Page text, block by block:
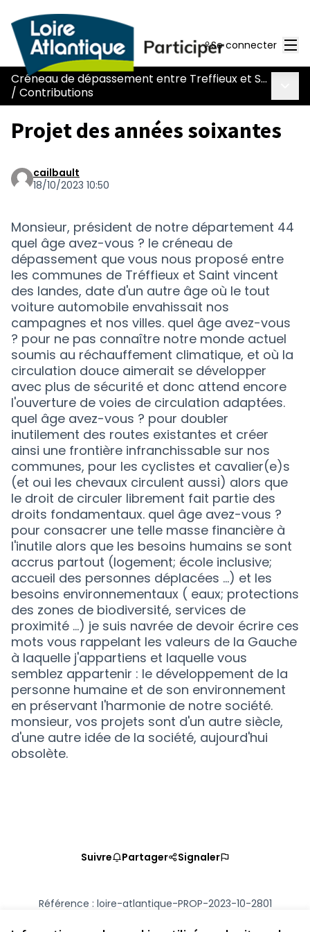
Se connecter
Créneau de dépassement entre Treffieux et Saint-Vincent-des-Landes
/ Contributions
Projet des années soixantes
cailbault
18/10/2023 10:50
Monsieur, président de notre département 44
quel âge avez-vous ? le créneau de
dépassement que vous nous proposé entre
les communes de Tréffieux et Saint vincent
des landes, date d'un autre âge où le tout
voiture automobile envahissait nos
campagnes et nos villes. quel âge avez-vous
? pour ne pas connaître notre monde actuel
soumis au réchauffement climatique, et où la
circulation douce aimerait se développer
avec plus de sécurité et donc attend encore
l'ouverture de voies de circulation adaptées.
quel âge avez-vous ? pour doubler
inutilement des routes existantes et créer
ainsi une frontière infranchissable sur nos
communes, pour les cyclistes et cavalier(e)s
(et oui les chevaux circulent aussi) alors que
le droit de circuler librement fait partie des
droits fondamentaux. quel âge avez-vous ?
pour consacrer une telle masse financière à
l'inutile alors que les besoins humains se sont
accrus partout (logement; école inclusive;
accueil des personnes déplacées ...) et les
besoins environnementaux ( eaux; protections
des zones de biodiversité, services de
proximité ...) je suis navrée de devoir écrire ces
mots vous rappelant les valeurs de la Gauche
à laquelle j'appartiens et laquelle vous
semblez appartenir : le développement de la
personne humaine et de son environnement
en préservant l'harmonie de notre société.
monsieur, vos projets sont d'un autre siècle,
d'une autre idée de la société, aujourd'hui
obsolète.
Suivre Partager Signaler
Référence : loire-atlantique-PROP-2023-10-2801
Vérifiez l'empreinte numérique